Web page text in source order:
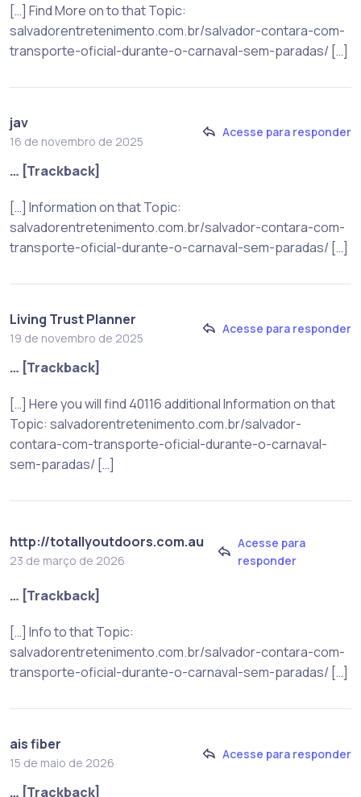
[…] Find More on to that Topic:
salvadorentretenimento.com.br/salvador-contara-com-
transporte-oficial-durante-o-carnaval-sem-paradas/ […]
jav
16 de novembro de 2025
Acesse para responder
… [Trackback]
[…] Information on that Topic:
salvadorentretenimento.com.br/salvador-contara-com-
transporte-oficial-durante-o-carnaval-sem-paradas/ […]
Living Trust Planner
19 de novembro de 2025
Acesse para responder
… [Trackback]
[…] Here you will find 40116 additional Information on that
Topic: salvadorentretenimento.com.br/salvador-
contara-com-transporte-oficial-durante-o-carnaval-
sem-paradas/ […]
http://totallyoutdoors.com.au
23 de março de 2026
Acesse para
responder
… [Trackback]
[…] Info to that Topic:
salvadorentretenimento.com.br/salvador-contara-com-
transporte-oficial-durante-o-carnaval-sem-paradas/ […]
ais fiber
15 de maio de 2026
Acesse para responder
… [Trackback]